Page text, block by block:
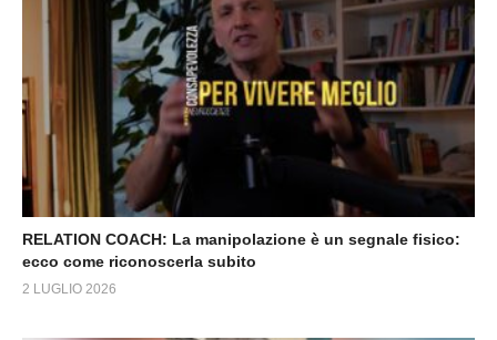
RELATION COACH: La manipolazione è un segnale fisico:
ecco come riconoscerla subito
2 LUGLIO 2026